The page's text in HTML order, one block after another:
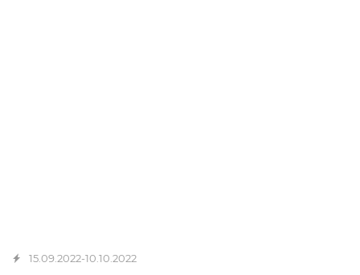
15.09.2022-10.10.2022